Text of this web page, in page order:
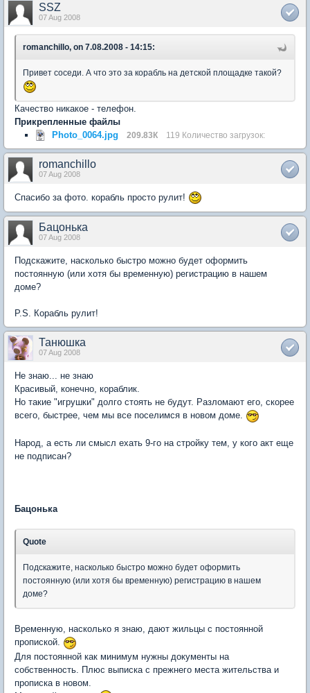
SSZ
07 Aug 2008
romanchillo, on 7.08.2008 - 14:15:
Привет соседи. А что это за корабль на детской площадке такой?
Качество никакое - телефон.
Прикрепленные файлы
Photo_0064.jpg
209.83К 119 Количество загрузок:
romanchillo
07 Aug 2008
Спасибо за фото. корабль просто рулит!
Бацонька
07 Aug 2008
Подскажите, насколько быстро можно будет оформить
постоянную (или хотя бы временную) регистрацию в нашем
доме?
P.S. Корабль рулит!
Танюшка
07 Aug 2008
Не знаю... не знаю
Красивый, конечно, кораблик.
Но такие "игрушки" долго стоять не будут. Разломают его, скорее
всего, быстрее, чем мы все поселимся в новом доме.
Народ, а есть ли смысл ехать 9-го на стройку тем, у кого акт еще
не подписан?
Бацонька
Quote
Подскажите, насколько быстро можно будет оформить
постоянную (или хотя бы временную) регистрацию в нашем
доме?
Временную, насколько я знаю, дают жильцы с постоянной
пропиской.
Для постоянной как минимум нужны документы на
собственность. Плюс выписка с прежнего места жительства и
прописка в новом.